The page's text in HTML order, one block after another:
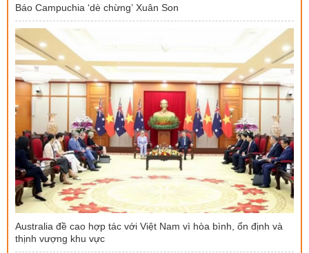
Báo Campuchia ‘dè chừng’ Xuân Son
Australia đề cao hợp tác với Việt Nam vì hòa bình, ổn định và
thịnh vượng khu vực